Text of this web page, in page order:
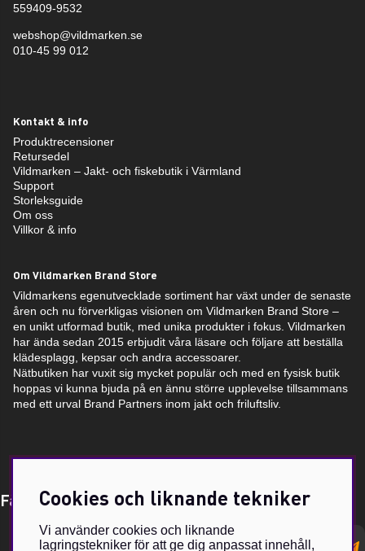
559409-9532
webshop@vildmarken.se
010-45 99 012
Kontakt & info
Produktrecensioner
Retursedel
Vildmarken – Jakt- och fiskebutik i Värmland
Support
Storleksguide
Om oss
Villkor & info
Om Vildmarken Brand Store
Vildmarkens egenutvecklade sortiment har växt under de senaste
åren och nu förverkligas visionen om Vildmarken Brand Store –
en unikt utformad butik, med unika produkter i fokus. Vildmarken
har ända sedan 2015 erbjudit våra läsare och följare att beställa
klädesplagg, kepsar och andra accessoarer.
Nätbutiken har vuxit sig mycket populär och med en fysisk butik
hoppas vi kunna bjuda på en ännu större upplevelse tillsammans
med ett urval Brand Partners inom jakt och friluftsliv.
Få Magasin Vildmarken direkt till din e-post!*
postadress
Cookies och liknande tekniker
Vi använder cookies och liknande
lagringstekniker för att ge dig anpassat innehåll,